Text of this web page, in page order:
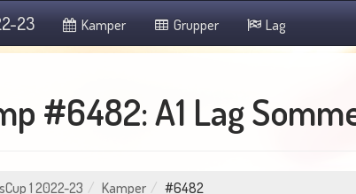
23 Kamper Grupper Lag
#6482: A1 Lag
1 2022-23 Kamper #6482